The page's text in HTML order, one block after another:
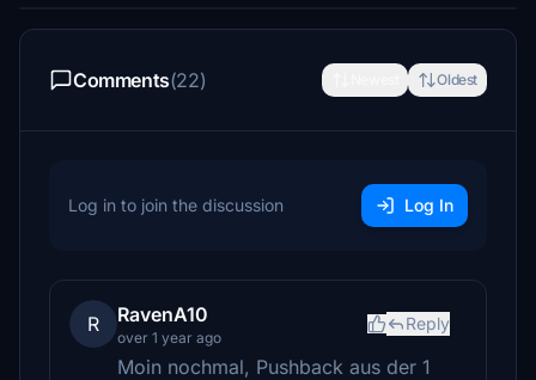
Comments(22) Oldest
Log in to join the discussion Log In
R RavenA10
over 1 year ago
Reply
Moin nochmal, Pushback aus der 1